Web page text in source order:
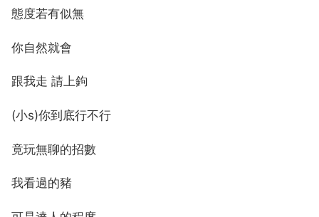
態度若有似無
你自然就會
跟我走 請上鉤
(小s)你到底行不行
竟玩無聊的招數
我看過的豬